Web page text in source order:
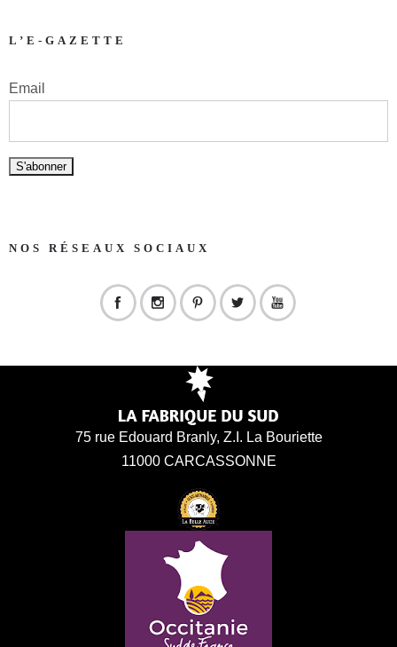
L’E-GAZETTE
Email
NOS RÉSEAUX SOCIAUX
75 rue Edouard Branly, Z.I. La Bouriette
11000 CARCASSONNE